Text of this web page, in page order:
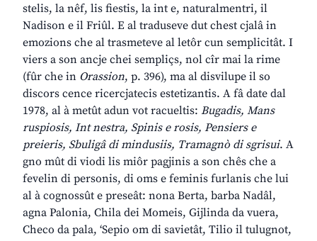
stelis, la nêf, lis fiestis, la int e, naturalmentri, il
Nadison e il Friûl. E al traduseve dut chest cjalâ in
emozions che al trasmeteve al letôr cun semplicitât. I
viers a son ancje chei sempliçs, nol cîr mai la rime
(fûr che in Orassion, p. 396), ma al disvilupe il so
discors cence ricercjatecis estetizantis. A fâ date dal
1978, al à metût adun vot racueltis: Bugadis, Mans
ruspiosis, Int nestra, Spinis e rosis, Pensiers e
preieris, Sbuligâ di mindusiis, Tramagnò di sgrisui. A
gno mût di viodi lis miôr pagjinis a son chês che a
fevelin di personis, di oms e feminis furlanis che lui
al à cognossût e preseât: nona Berta, barba Nadâl,
agna Palonia, Chila dei Momeis, Gijlinda da vuera,
Checo da pala, ‘Sepio om di savietât, Tilio il tulugnot,